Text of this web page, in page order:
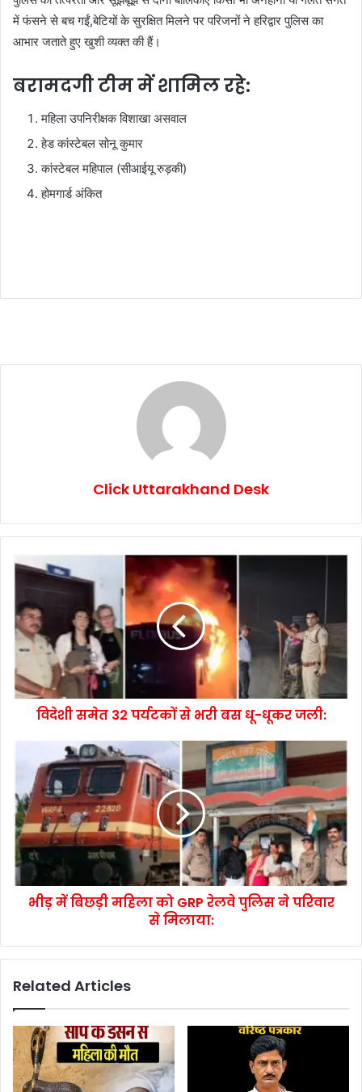
में फंसने से बच गईं,बेटियों के सुरक्षित मिलने पर परिजनों ने हरिद्वार पुलिस का
आभार जताते हुए खुशी व्यक्त की हैं।
बरामदगी टीम में शामिल रहे:
महिला उपनिरीक्षक विशाखा असवाल
हेड कांस्टेबल सोनू कुमार
कांस्टेबल महिपाल (सीआईयू रुड़की)
होमगार्ड अंकित
Click Uttarakhand Desk
विदेशी समेत 32 पर्यटकों से भरी बस धू-धूकर जली:
भीड़ में बिछड़ी महिला को GRP रेलवे पुलिस ने परिवार
से मिलाया:
Related Articles